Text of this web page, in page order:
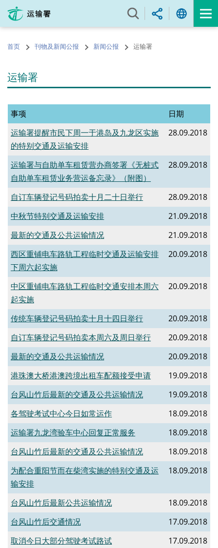
内
的首页 刊物及新闻公报 新闻公报 运输署
运输署
事项
日期
运输署提醒市民下周一于港岛及九龙区实施
的特别交通及运输安排
28.09.2018
运输署与自助单车租赁营办商签署《无桩式
自助单车租赁业务营运备忘录》（附图）
28.09.2018
自订车辆登记号码拍卖十月二十日举行
28.09.2018
中秋节特别交通及运输安排
21.09.2018
最新的交通及公共运输情况
21.09.2018
西区重铺电车路轨工程临时交通及运输安排
下周六起实施
20.09.2018
中区重铺电车路轨工程临时交通安排本周六
起实施
20.09.2018
传统车辆登记号码拍卖十月十四日举行
20.09.2018
自订车辆登记号码拍卖本周六及周日举行
20.09.2018
最新的交通及公共运输情况
20.09.2018
港珠澳大桥港澳跨境出租车配额接受申请
19.09.2018
台风山竹后最新的交通及公共运输情况
19.09.2018
各驾驶考试中心今日如常运作
18.09.2018
运输署九龙湾验车中心回复正常服务
18.09.2018
台风山竹后最新的交通及公共运输情况
18.09.2018
为配合重阳节而在柴湾实施的特别交通及运
输安排
18.09.2018
台风山竹后最新公共运输情况
18.09.2018
台风山竹后交通情况
17.09.2018
取消今日大部分驾驶考试路试
17.09.2018